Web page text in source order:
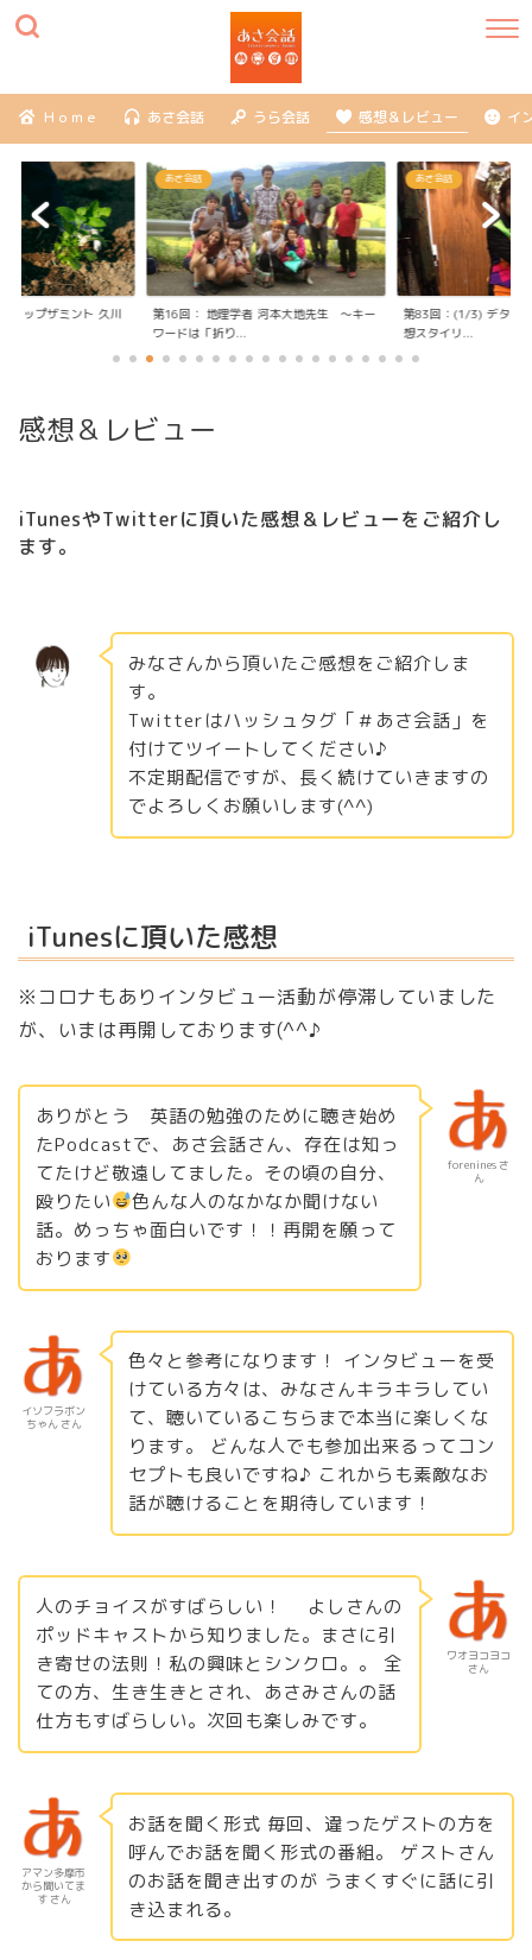
Ｈｏｍｅ あさ会話 うら会話 感想＆レビュー イ
リップザミント 久川
あさ会話
第16回： 地理学者 河本大地先生 ～キー
ワードは「折り...
あさ会話
第83回：(1/3) デタラ
想スタイリ...
感想＆レビュー
iTunesやTwitterに頂いた感想＆レビューをご紹介し
ます。
みなさんから頂いたご感想をご紹介しま
す。
Twitterはハッシュタグ「＃あさ会話」を
付けてツイートしてください♪
不定期配信ですが、長く続けていきますの
でよろしくお願いします(^^)
iTunesに頂いた感想
※コロナもありインタビュー活動が停滞していました
が、いまは再開しております(^^♪
forenines さ
ん
ありがとう 英語の勉強のために聴き始め
たPodcastで、あさ会話さん、存在は知っ
てたけど敬遠してました。その頃の自分、
殴りたい
色んな人のなかなか聞けない
話。めっちゃ面白いです！！再開を願って
おります
イソフラボン
ちゃん さん
色々と参考になります！ インタビューを受
けている方々は、みなさんキラキラしてい
て、聴いているこちらまで本当に楽しくな
ります。 どんな人でも参加出来るってコン
セプトも良いですね♪ これからも素敵なお
話が聴けることを期待しています！
ワオヨコヨコ
さん
人のチョイスがすばらしい！ よしさんの
ポッドキャストから知りました。まさに引
き寄せの法則！私の興味とシンクロ。。 全
ての方、生き生きとされ、あさみさんの話
仕方もすばらしい。次回も楽しみです。
アマン多摩市
から聞いてま
す さん
お話を聞く形式 毎回、違ったゲストの方を
呼んでお話を聞く形式の番組。 ゲストさん
のお話を聞き出すのが うまくすぐに話に引
き込まれる。